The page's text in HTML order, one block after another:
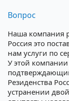
Вопрос
Наша компания
Россия это
нам услуги по
У этой компании
Резиденства
устранении